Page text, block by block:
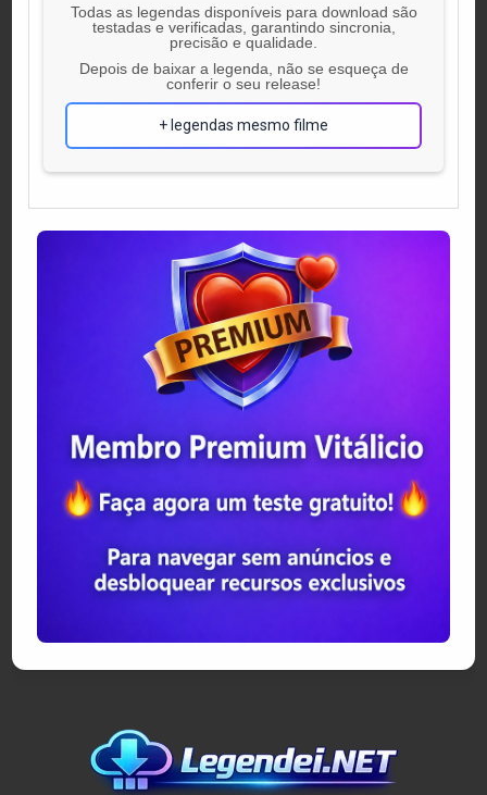
Todas as legendas disponíveis para download são
testadas e verificadas, garantindo sincronia,
precisão e qualidade.
Depois de baixar a legenda, não se esqueça de
conferir o seu release!
+ legendas mesmo filme